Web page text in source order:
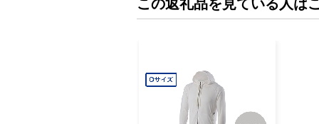
この返礼品を見ている人は